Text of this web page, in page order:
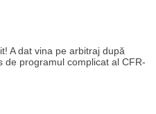
A dat vina pe arbitraj după
de programul complicat al CFR-